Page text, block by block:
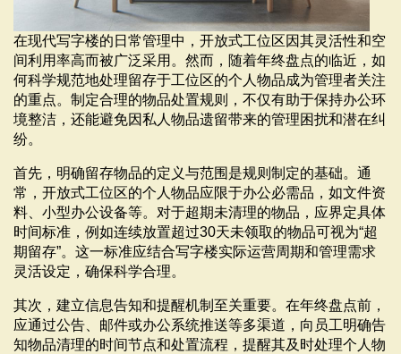
在现代写字楼的日常管理中，开放式工位区因其灵活性和空
间利用率高而被广泛采用。然而，随着年终盘点的临近，如
何科学规范地处理留存于工位区的个人物品成为管理者关注
的重点。制定合理的物品处置规则，不仅有助于保持办公环
境整洁，还能避免因私人物品遗留带来的管理困扰和潜在纠
纷。
首先，明确留存物品的定义与范围是规则制定的基础。通
常，开放式工位区的个人物品应限于办公必需品，如文件资
料、小型办公设备等。对于超期未清理的物品，应界定具体
时间标准，例如连续放置超过30天未领取的物品可视为“超
期留存”。这一标准应结合写字楼实际运营周期和管理需求
灵活设定，确保科学合理。
其次，建立信息告知和提醒机制至关重要。在年终盘点前，
应通过公告、邮件或办公系统推送等多渠道，向员工明确告
知物品清理的时间节点和处置流程，提醒其及时处理个人物